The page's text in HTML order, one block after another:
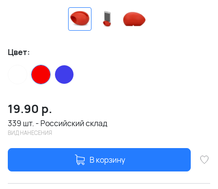
Цвет:
19.90 р.
339 шт. - Российский склад
ВИД НАНЕСЕНИЯ
В корзину